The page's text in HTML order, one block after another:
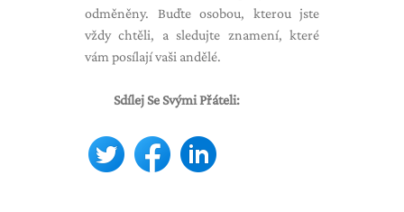
odměněny. Buďte osobou, kterou jste
vždy chtěli, a sledujte znamení, které
vám posílají vaši andělé.
Sdílej Se Svými Přáteli: